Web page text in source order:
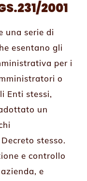
2001
una serie di
esentano gli
per i
o
Enti stessi,
un
stesso.
e controllo
e